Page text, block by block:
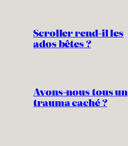
Scroller rend-il les
ados bêtes ?
Avons-nous tous un
trauma caché ?